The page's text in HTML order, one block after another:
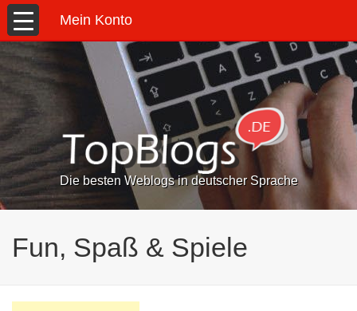
Mein Konto
Die besten Weblogs in deutscher Sprache
Fun, Spaß & Spiele